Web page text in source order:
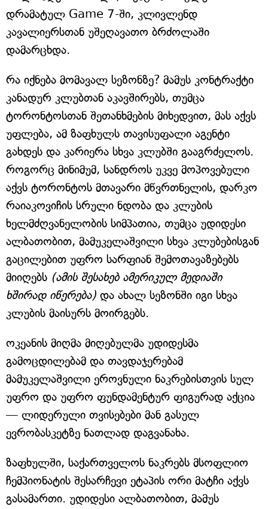
დრამატულ Game 7-ში, კლივლენდ
კავალიერსთან უშეღავათო ბრძოლაში
დამარცხდა.
რა იქნება მომავალ სეზონზე? მამუს კონტრაქტი
კანადურ კლუბთან აკავშირებს, თუმცა
ტორონტოსთან შეთანხმების მიხედვით, მას აქვს
უფლება, ამ ზაფხულს თავისუფალი აგენტი
გახდეს და კარიერა სხვა კლუბში გააგრძელოს.
როგორც მინიმუმ, სანდროს უკვე მოპოვებული
აქვს ტორონტოს მთავარი მწვრთნელის, დარკო
რაიაკოვიჩის სრული ნდობა და კლუბის
ხელმძღვანელობის სიმპათია, თუმცა უდიდესი
ალბათობით, მამუკელაშვილი სხვა კლუბებისგან
გაცილებით უფრო სარფიან შემოთავაზებებს
მიიღებს (ამის შესახებ ამერიკულ მედიაში
ხშირად იწერება) და ახალ სეზონში იგი სხვა
კლუბის მაისურს მოირგებს.
ოკეანის მიღმა მიღებულმა უდიდესმა
გამოცდილებამ და თავდაჯერებამ
მამუკელაშვილი ეროვნული ნაკრებისთვის სულ
უფრო და უფრო ფუნდამენტურ ფიგურად აქცია
— ლიდერული თვისებები მან გასულ
ევრობასკეტზე ნათლად დაგვანახა.
ზაფხულში, საქართველოს ნაკრებს მსოფლიო
ჩემპიონატის შესარჩევი ეტაპის ორი მატჩი აქვს
გასამართი. უდიდესი ალბათობით, მამუს